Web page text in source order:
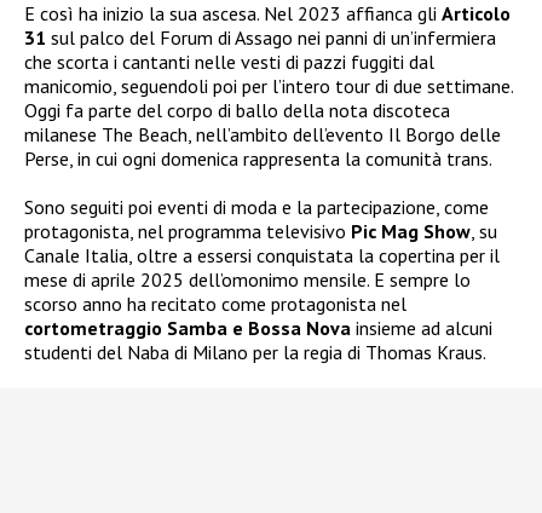
E così ha inizio la sua ascesa. Nel 2023 affianca gli Articolo
31 sul palco del Forum di Assago nei panni di un’infermiera
che scorta i cantanti nelle vesti di pazzi fuggiti dal
manicomio, seguendoli poi per l’intero tour di due settimane.
Oggi fa parte del corpo di ballo della nota discoteca
milanese The Beach, nell’ambito dell’evento Il Borgo delle
Perse, in cui ogni domenica rappresenta la comunità trans.
Sono seguiti poi eventi di moda e la partecipazione, come
protagonista, nel programma televisivo Pic Mag Show, su
Canale Italia, oltre a essersi conquistata la copertina per il
mese di aprile 2025 dell’omonimo mensile. E sempre lo
scorso anno ha recitato come protagonista nel
cortometraggio Samba e Bossa Nova insieme ad alcuni
studenti del Naba di Milano per la regia di Thomas Kraus.